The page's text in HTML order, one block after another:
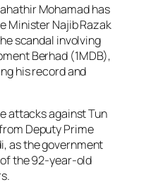
Mohamad has
Minister Najib Razak
scandal involving
Berhad (1MDB),
his record and
attacks against Tun
Deputy Prime
as the government
the 92-year-old